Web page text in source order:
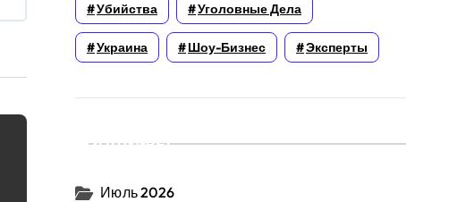
Убийства Уголовные Дела
Украина Шоу-Бизнес Эксперты
Архивы
Июль 2026